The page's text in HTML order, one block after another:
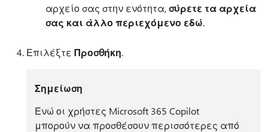
αρχείο σας στην ενότητα,σύρετε τα αρχεία
σας και άλλο περιεχόμενο εδώ.
Επιλέξτε Προσθήκη.
Σημείωση
Ενώ οι χρήστες Microsoft 365 Copilot
μπορούν να προσθέσουν περισσότερες από